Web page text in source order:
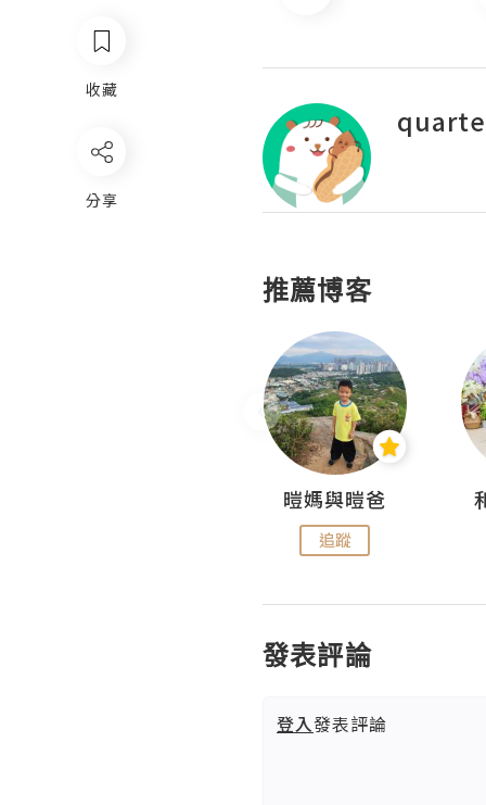
收藏
分享
推薦博客
暟媽與暟爸
追蹤
發表評論
登入發表評論